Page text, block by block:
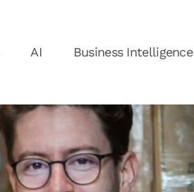
AI Business Intelligence